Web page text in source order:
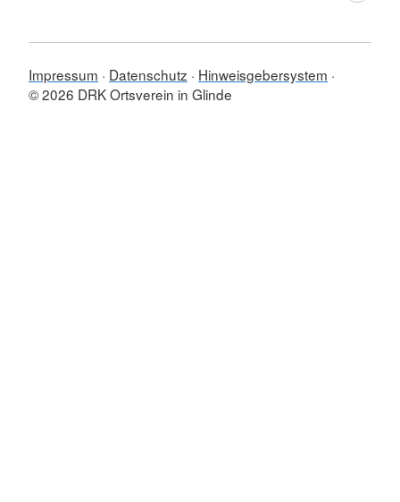
Impressum Datenschutz
Hinweisgebersystem
© 2026 DRK Ortsverein in Glinde